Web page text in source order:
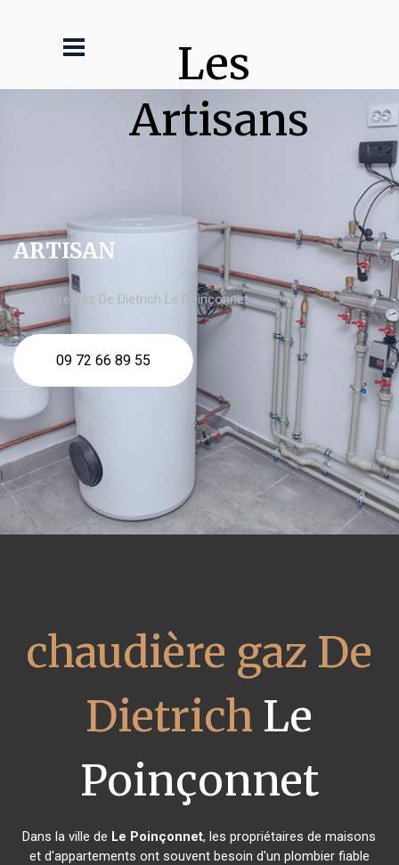
Les
Artisans
ARTISAN
chaudière gaz De Dietrich Le Poinçonnet
09 72 66 89 55
chaudière gaz De
Dietrich Le
Poinçonnet
Dans la ville de Le Poinçonnet, les propriétaires de maisons
et d'appartements ont souvent besoin d'un plombier fiable